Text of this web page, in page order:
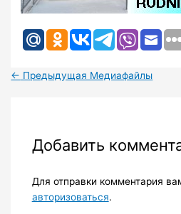
← Предыдущая Медиафайлы
Добавить
Для отправки комментария
авторизоваться.